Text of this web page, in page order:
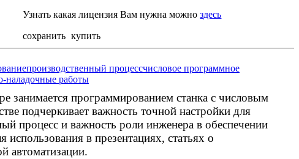
Узнать какая лицензия Вам нужна можноздесь
сохранить купить
производственный процессчисловое программное
наладочные работы
занимается программированием станка с числовым
подчеркивает важность точной настройки для
процесс и важность роли инженера в обеспечении
в презентациях, статьях о
автоматизации.